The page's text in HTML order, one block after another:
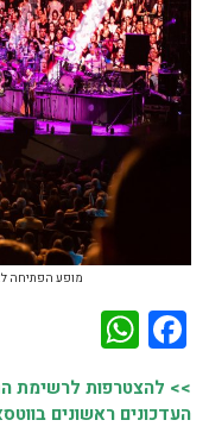
מופע הפתיחה
Facebook
>> להצטרפות לרשימת
העדכונים ראשונים